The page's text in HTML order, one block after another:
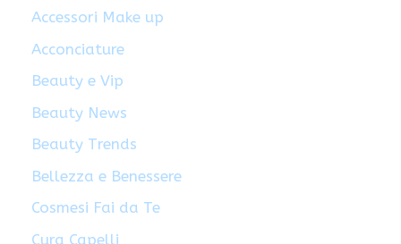
Accessori Make up
Acconciature
Beauty e Vip
Beauty News
Beauty Trends
Bellezza e Benessere
Cosmesi Fai da Te
Cura Capelli